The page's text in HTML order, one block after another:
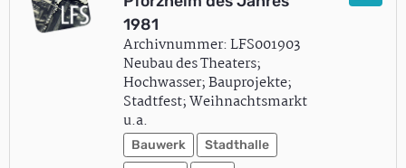
1981
Archivnummer: LFS001903
Neubau des Theaters;
Hochwasser; Bauprojekte;
Stadtfest; Weihnachtsmarkt
u.a.
Bauwerk
Stadthalle